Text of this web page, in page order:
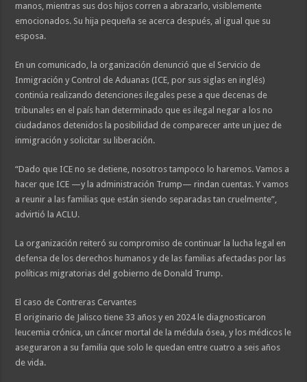
manos, mientras sus dos hijos corren a abrazarlo, visiblemente
emocionados. Su hija pequeña se acerca después, al igual que su
esposa.
En un comunicado, la organización denunció que el Servicio de
Inmigración y Control de Aduanas (ICE, por sus siglas en inglés)
continúa realizando detenciones ilegales pese a que decenas de
tribunales en el país han determinado que es ilegal negar a los no
ciudadanos detenidos la posibilidad de comparecer ante un juez de
inmigración y solicitar su liberación.
“Dado que ICE no se detiene, nosotros tampoco lo haremos. Vamos a
hacer que ICE —y la administración Trump— rindan cuentas. Y vamos
a reunir a las familias que están siendo separadas tan cruelmente”,
advirtió la ACLU.
La organización reiteró su compromiso de continuar la lucha legal en
defensa de los derechos humanos y de las familias afectadas por las
políticas migratorias del gobierno de Donald Trump.
El caso de Contreras Cervantes
El originario de Jalisco tiene 33 años y en 2024 le diagnosticaron
leucemia crónica, un cáncer mortal de la médula ósea, y los médicos le
aseguraron a su familia que solo le quedan entre cuatro a seis años
de vida.